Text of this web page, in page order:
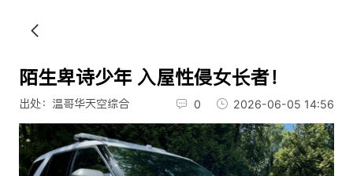
陌生卑诗少年 入屋性侵女长者！
出处：温哥华天空综合 0 2026-06-05 14:56